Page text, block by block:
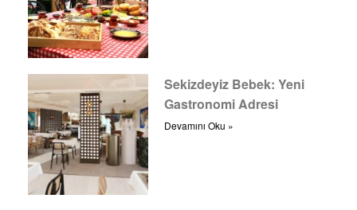
Sekizdeyiz Bebek: Yeni
Gastronomi Adresi
Devamını Oku »